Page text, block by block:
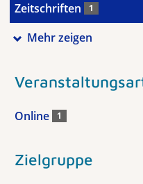
Zeitschriften 1
Mehr zeigen
Online 1
Zielgruppe